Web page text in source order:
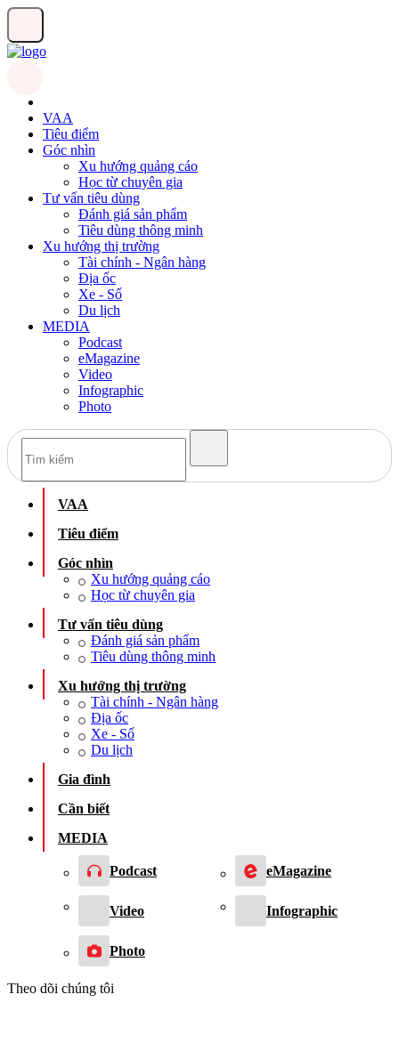
VAA
Tiêu điểm
Góc nhìn
Xu hướng quảng cáo
Học từ chuyên gia
Tư vấn tiêu dùng
Đánh giá sản phẩm
Tiêu dùng thông minh
Xu hướng thị trường
Tài chính - Ngân hàng
Địa ốc
Xe - Số
Du lịch
MEDIA
Podcast
eMagazine
Video
Infographic
Photo
VAA
Tiêu điểm
Góc nhìn
Xu hướng quảng cáo
Học từ chuyên gia
Tư vấn tiêu dùng
Đánh giá sản phẩm
Tiêu dùng thông minh
Xu hướng thị trường
Tài chính - Ngân hàng
Địa ốc
Xe - Số
Du lịch
Gia đình
Cần biết
MEDIA
Podcast eMagazine
Video Infographic
Photo
Theo dõi chúng tôi